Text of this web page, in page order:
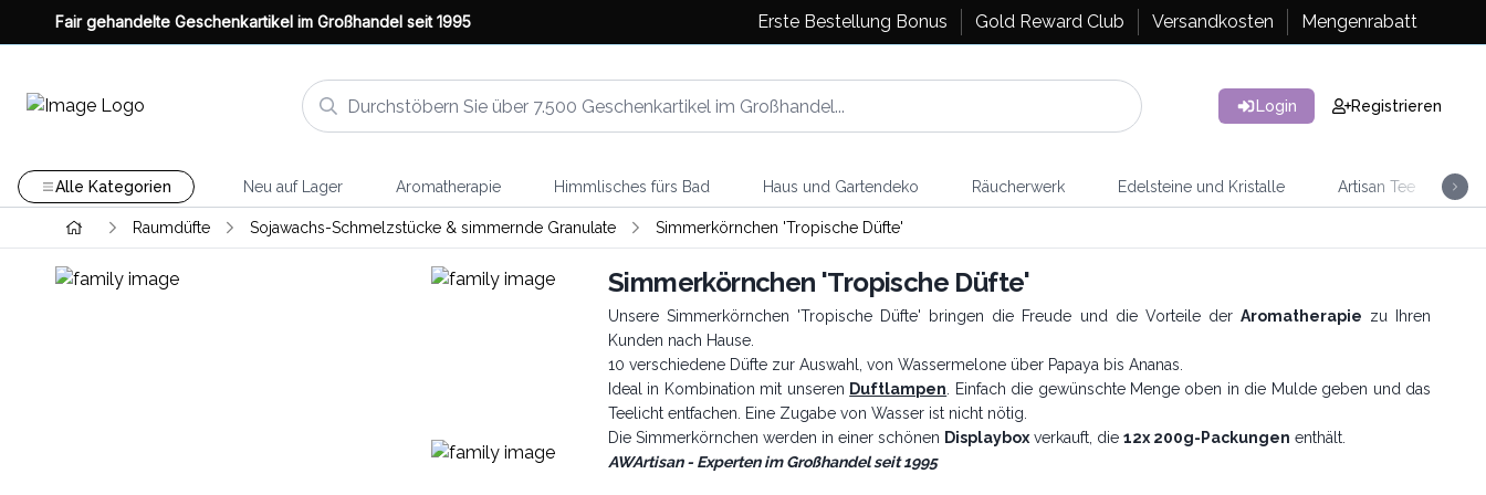
Fair gehandelte Geschenkartikel im Großhandel seit 1995 Erste Bestellung Bonus Gold Reward Club Versandkosten Mengenrabatt
Login Registrieren
Alle Kategorien Neu auf Lager Aromatherapie Himmlisches fürs Bad Haus und Gartendeko Räucherwerk Edelsteine und Kristalle Artisan Tee
Raumdüfte Sojawachs-Schmelzstücke & simmernde Granulate Simmerkörnchen 'Tropische Düfte'
Simmerkörnchen 'Tropische Düfte'
Unsere Simmerkörnchen 'Tropische Düfte' bringen die Freude und die Vorteile der Aromatherapie zu Ihren
Kunden nach Hause.
10 verschiedene Düfte zur Auswahl, von Wassermelone über Papaya bis Ananas.
Ideal in Kombination mit unseren Duftlampen . Einfach die gewünschte Menge oben in die Mulde geben und das
Teelicht entfachen. Eine Zugabe von Wasser ist nicht nötig.
Die Simmerkörnchen werden in einer schönen Displaybox verkauft, die 12x 200g-Packungen enthält.
AWArtisan - Experten im Großhandel seit 1995